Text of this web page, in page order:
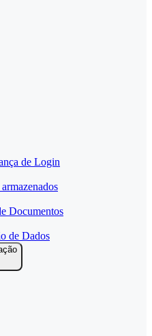
de Login
Documentos
de Dados